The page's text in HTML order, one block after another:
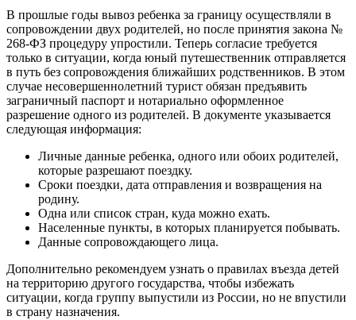
В прошлые годы вывоз ребенка за границу осуществляли в
сопровождении двух родителей, но после принятия закона №
268-ФЗ процедуру упростили. Теперь согласие требуется
только в ситуации, когда юный путешественник отправляется
в путь без сопровождения ближайших родственников. В этом
случае несовершеннолетний турист обязан предъявить
заграничный паспорт и нотариально оформленное
разрешение одного из родителей. В документе указывается
следующая информация:
Личные данные ребенка, одного или обоих родителей,
которые разрешают поездку.
Сроки поездки, дата отправления и возвращения на
родину.
Одна или список стран, куда можно ехать.
Населенные пункты, в которых планируется побывать.
Данные сопровождающего лица.
Дополнительно рекомендуем узнать о правилах въезда детей
на территорию другого государства, чтобы избежать
ситуации, когда группу выпустили из России, но не впустили
в страну назначения.